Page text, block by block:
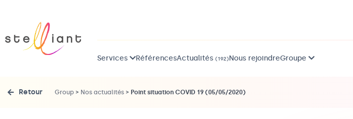
Services RéférencesActualités (192)Nous rejoindreGroupe
Retour Group > Nos actualités > Point situation COVID 19 (05/05/2020)